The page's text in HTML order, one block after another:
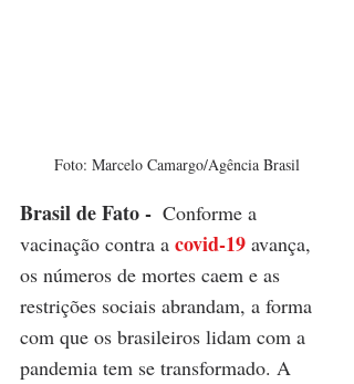
Foto: Marcelo Camargo/Agência Brasil
Brasil de Fato - Conforme a
vacinação contra a covid-19 avança,
os números de mortes caem e as
restrições sociais abrandam, a forma
com que os brasileiros lidam com a
pandemia tem se transformado. A